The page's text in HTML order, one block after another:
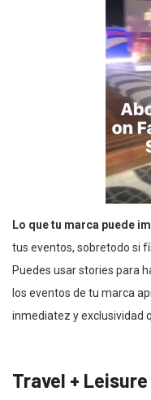
Lo que tu marca puede
tus eventos, sobretodo si
Puedes usar stories para
los eventos de tu marca
inmediatez y exclusividad
Travel + Leisure